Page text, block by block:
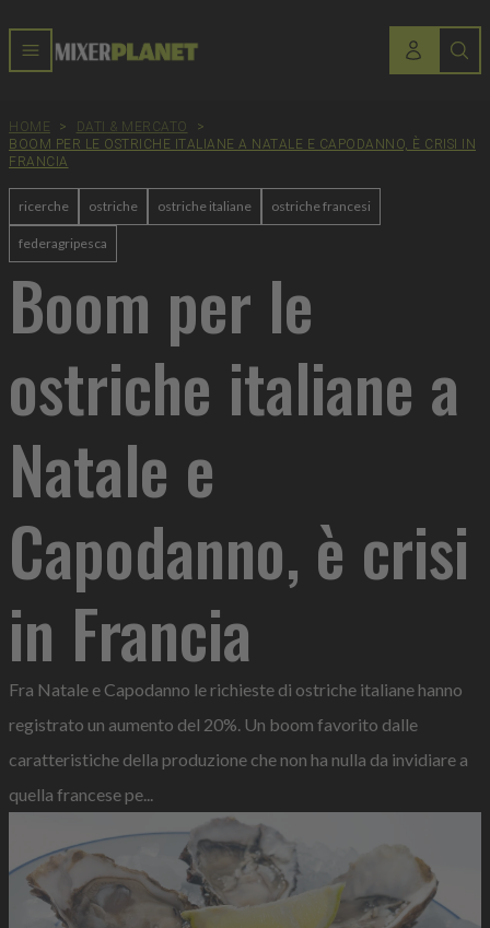
HOME > DATI & MERCATO
>
BOOM PER LE OSTRICHE ITALIANE A NATALE E CAPODANNO, È CRISI IN
FRANCIA
ricerche ostriche ostriche italiane ostriche francesi
federagripesca
Boom per le
ostriche italiane a
Natale e
Capodanno, è crisi
in Francia
Fra Natale e Capodanno le richieste di ostriche italiane hanno
registrato un aumento del 20%. Un boom favorito dalle
caratteristiche della produzione che non ha nulla da invidiare a
quella francese pe...